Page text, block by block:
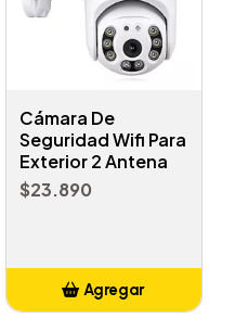
Cámara De
Seguridad Wifi Para
Exterior 2 Antena
$23.890
Agregar